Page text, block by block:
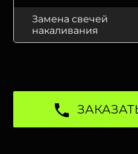
Замена свечей
накаливания